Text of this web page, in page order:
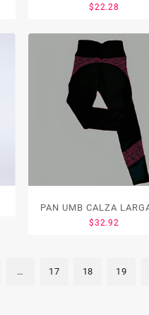
$22.28
PAN UMB CALZA
$32.92
… 17 18 19